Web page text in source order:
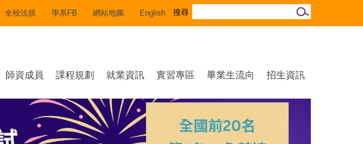
師資成員 課程規劃 就業資訊 實習專區 畢業生流向 招生資訊
全校法規 學系FB 網站地圖 English